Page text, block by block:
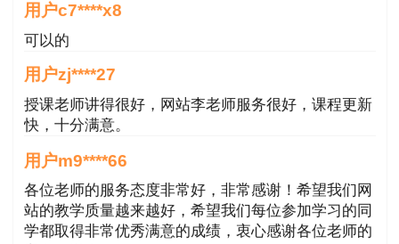
（6）装卸过程中司机不得离开驾驶室。遇雷
电天气，禁止装卸和运输爆破器材；
（7）装车后应加盖帆布，并用绳子绑牢，检
查无误后方可开车。
2. 爆破器材的运输
（1）气温低于10℃时，运输易冻的硝化甘油
炸药，或气温低于-15℃运输难冻硝化甘油炸药，
用户c7****x8
可以的
用户zj****27
授课老师讲得很好，网站李老师服务很好，课程更新
快，十分满意。
用户m9****66
各位老师的服务态度非常好，非常感谢！希望我们网
站的教学质量越来越好，希望我们每位参加学习的同
学都取得非常优秀满意的成绩，衷心感谢各位老师的